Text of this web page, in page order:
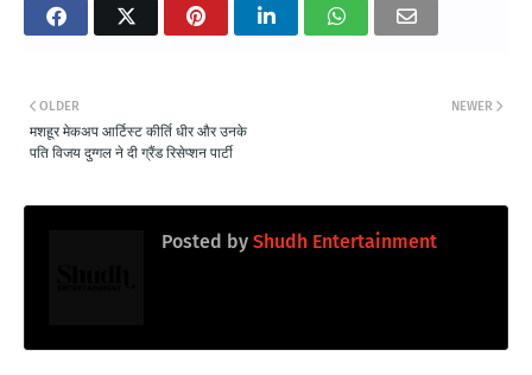
NEWER
OLDER
मशहूर मेकअप आर्टिस्ट कीर्ति धीर और उनके
पति विजय दुग्गल ने दी ग्रैंड रिसेप्शन पार्टी
Posted by Shudh Entertainment